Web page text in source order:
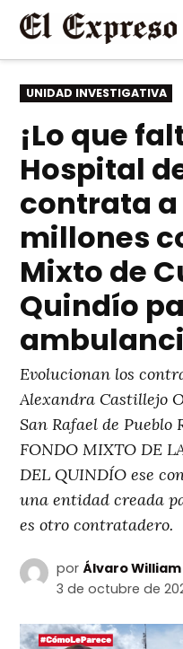
Saltar
contenido
PUBLICADO
EN
UNIDAD INVESTIGATIVA
¡Lo que
Hospital
contrata a
millones
Mixto de
Quindío
Evolucionan los
Alexandra Castillejo
San Rafael de Pueblo
FONDO MIXTO DE
DEL QUINDÍO ese
una entidad creada
es otro contratadero.
por Álvaro William
3 de octubre de